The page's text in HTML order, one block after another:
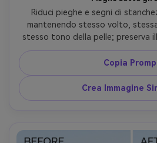
Riduci pieghe e segni di
mantenendo stesso volto,
stesso tono della pelle; preserva
riflessi negli occhi e dettagli
appare pulito ma reale,
dello sfondo --
Copia
Crea Immagine